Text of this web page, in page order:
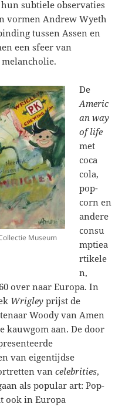
subtiele observaties
vormen Andrew Wyeth
tussen Assen en
een sfeer van
Museum
De
Americ
an way
of life
met
coca
cola,
pop-
corn en
andere
consu
mptiea
rtikele
n,
over naar Europa. In
Wrigley prijst de
Woody van Amen
kauwgom aan. De door
van eigentijdse
vancelebrities,
als popular art: Pop-
ook in Europa